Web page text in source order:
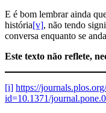
E é bom lembrar ainda
história[v], não tendo
conversa enquanto se
Este texto não reflete,
[i] https://
id=10.1371/